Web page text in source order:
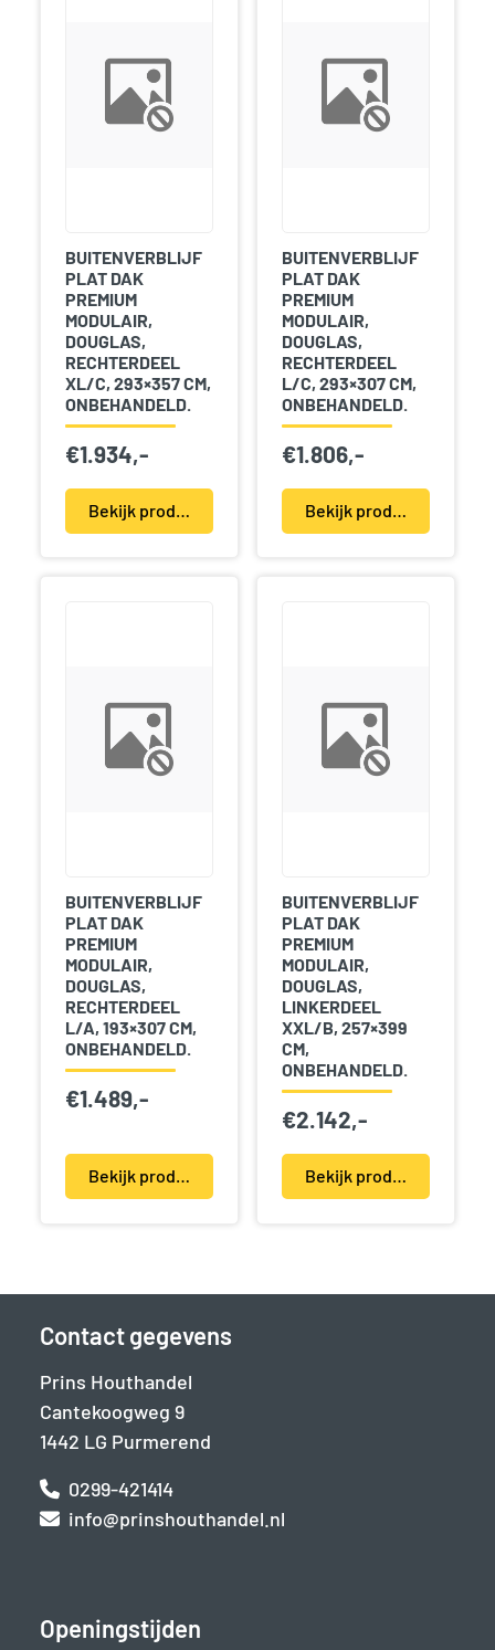
BUITENVERBLIJF
PLAT DAK
PREMIUM
MODULAIR,
DOUGLAS,
RECHTERDEEL
XL/C, 293×357 CM,
ONBEHANDELD.
€1.934,-
Bekijk product(en)
BUITENVERBLIJF
PLAT DAK
PREMIUM
MODULAIR,
DOUGLAS,
RECHTERDEEL
L/C, 293×307 CM,
ONBEHANDELD.
€1.806,-
Bekijk product(en)
BUITENVERBLIJF
PLAT DAK
PREMIUM
MODULAIR,
DOUGLAS,
RECHTERDEEL
L/A, 193×307 CM,
ONBEHANDELD.
€1.489,-
Bekijk product(en)
BUITENVERBLIJF
PLAT DAK
PREMIUM
MODULAIR,
DOUGLAS,
LINKERDEEL
XXL/B, 257×399
CM,
ONBEHANDELD.
€2.142,-
Bekijk product(en)
Contact gegevens
Prins Houthandel
Cantekoogweg 9
1442 LG Purmerend
0299-421414
info@prinshouthandel.nl
Openingstijden